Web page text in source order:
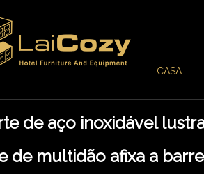
CASA
de aço inoxidável
de multidão afixa a